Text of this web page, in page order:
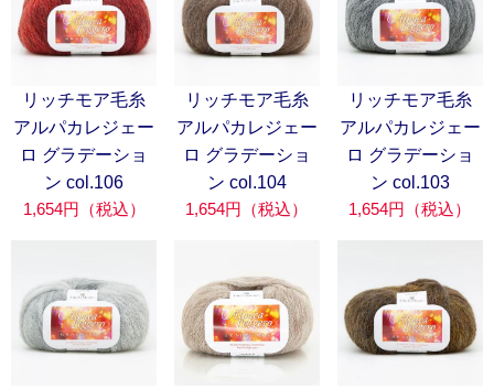
リッチモア毛糸
アルパカレジェー
ロ グラデーショ
ン col.106
1,654円（税込）
リッチモア毛糸
アルパカレジェー
ロ グラデーショ
ン col.104
1,654円（税込）
リッチモア毛糸
アルパカレジェー
ロ グラデーショ
ン col.103
1,654円（税込）